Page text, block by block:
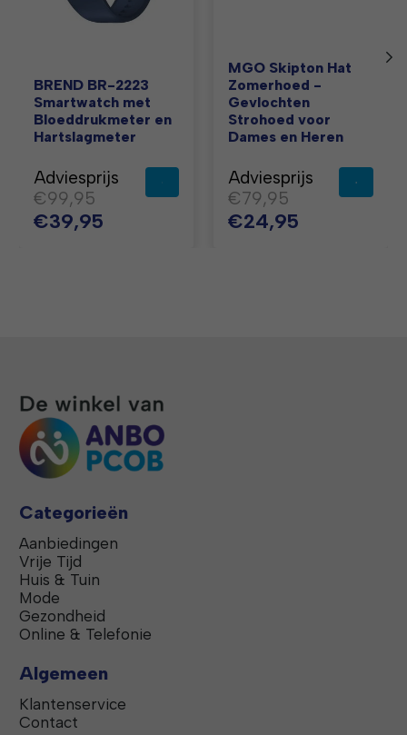
BREND BR-2223
Smartwatch met
Bloeddrukmeter en
Hartslagmeter
Adviesprijs
€99,95
€39,95
MGO Skipton Hat
Zomerhoed -
Gevlochten
Strohoed voor
Dames en Heren
Adviesprijs
€79,95
€24,95
Categorieën
Aanbiedingen
Vrije Tijd
Huis & Tuin
Mode
Gezondheid
Online & Telefonie
Algemeen
Klantenservice
Contact